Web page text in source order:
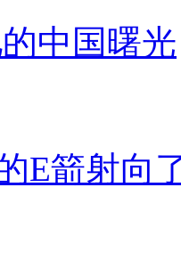
中国曙光
E箭射向